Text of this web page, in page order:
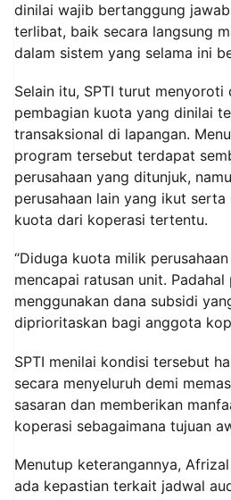
dinilai wajib bertanggung
terlibat, baik secara langsung
dalam sistem yang selama ini
Selain itu, SPTI turut
pembagian kuota yang dinilai
transaksional di lapangan.
program tersebut terdapat
perusahaan yang ditunjuk,
perusahaan lain yang ikut
kuota dari koperasi tertentu.
“Diduga kuota milik
mencapai ratusan unit.
menggunakan dana subsidi
diprioritaskan bagi anggota
SPTI menilai kondisi tersebut
secara menyeluruh demi
sasaran dan memberikan
koperasi sebagaimana tujuan
Menutup keterangannya,
ada kepastian terkait jadwal